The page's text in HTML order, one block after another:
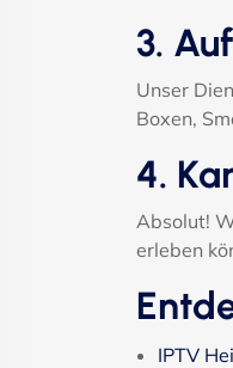
3.
Unser
Boxen,
4.
Absolut!
erleben
IPTV